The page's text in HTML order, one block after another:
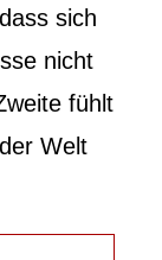
sich
nicht
fühlt
Welt